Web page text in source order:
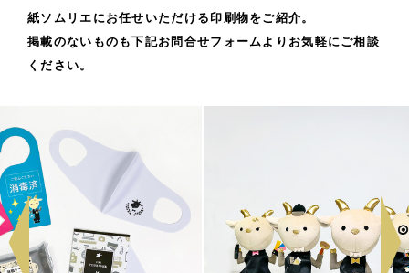
紙ソムリエにお任せいただける印刷物をご紹介。
掲載のないものも下記お問合せフォームよりお気軽にご相談
ください。